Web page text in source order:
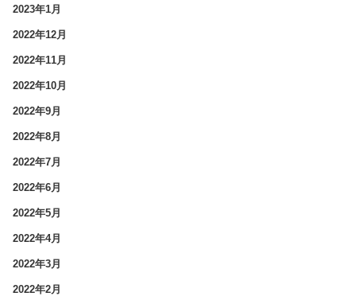
2023年1月
2022年12月
2022年11月
2022年10月
2022年9月
2022年8月
2022年7月
2022年6月
2022年5月
2022年4月
2022年3月
2022年2月